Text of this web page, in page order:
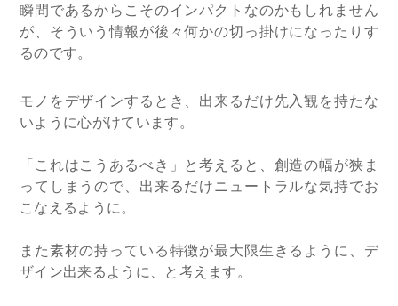
瞬間であるからこそのインパクトなのかもしれません
が、そういう情報が後々何かの切っ掛けになったりす
るのです。
モノをデザインするとき、出来るだけ先入観を持たな
いように心がけています。
「これはこうあるべき」と考えると、創造の幅が狭ま
ってしまうので、出来るだけニュートラルな気持でお
こなえるように。
また素材の持っている特徴が最大限生きるように、デ
ザイン出来るように、と考えます。